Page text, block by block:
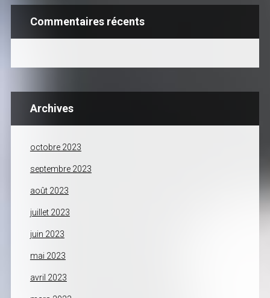
Commentaires récents
Archives
octobre 2023
septembre 2023
août 2023
juillet 2023
juin 2023
mai 2023
avril 2023